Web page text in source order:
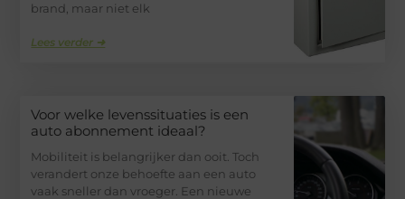
brand, maar niet elk
Lees verder ➜
Voor welke levenssituaties is een
auto abonnement ideaal?
Mobiliteit is belangrijker dan ooit. Toch
verandert onze behoefte aan een auto
vaak sneller dan vroeger. Een nieuwe